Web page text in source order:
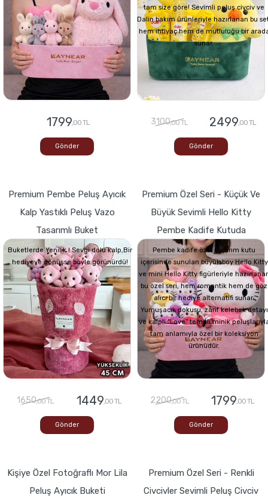
1799,00 TL
Gönder
tam size göre! Sevimli peluş civciv ve
Dalin bakım ürünleriyle hazırlanan bu
hem ihtiyaç hem de mutluluğu bir
sunar.
3100,00 TL 2499,00 TL
Gönder
Premium Pembe Peluş Ayıcık
Kalp Yastıklı Peluş Vazo
Tasarımlı Buket
Buketlerde Yenilik ! Sevgi dolu kalp,Bir
hediyeye dönüşse böyle görünürdü!
1650,00 TL 1449,00 TL
Gönder
Premium Özel Seri - Küçük Ve
Büyük Sevimli Hello Kitty
Pembe Kadife Kutuda
Pembe kadife özel tasarım kutu
içerisinde sunulan büyük boy Hello Kitty
ve mini Hello Kitty figürleriyle
bu özel seri, hem romantik hem de göz
alıcı bir hediye alternatifi sunar.
Yumuşacık dokusu, zarif kelebek detayı
ve kalpli “Love” temalı minik
tam anlamıyla özel bir koleksiyon
ürünüdür.
2200,00 TL 1799,00 TL
Gönder
Kişiye Özel Fotoğraflı Mor Lila
Peluş Ayıcık Buketi
Premium Özel Seri - Renkli
Civcivler Sevimli Peluş Civciv